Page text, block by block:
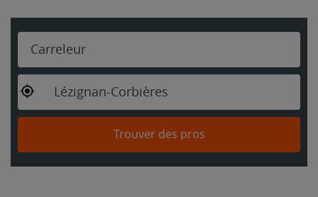
Carreleur
Lézignan-Corbières
Trouver des pros